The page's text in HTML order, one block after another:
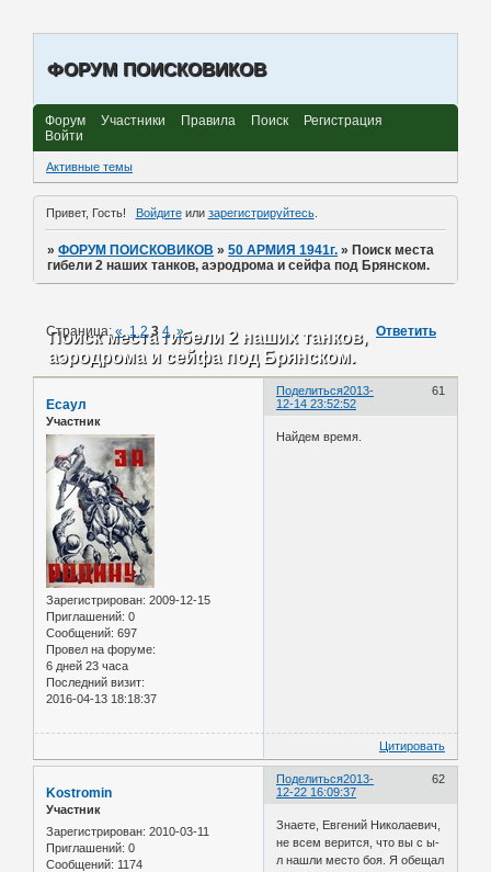
ФОРУМ ПОИСКОВИКОВ
Форум Участники Правила Поиск
Регистрация
Войти
Активные темы
Привет, Гость! Войдитеили зарегистрируйтесь.
»ФОРУМ ПОИСКОВИКОВ »50 АРМИЯ 1941г. »Поиск места
гибели 2 наших танков, аэродрома и сейфа под Брянском.
Поиск места гибели 2 наших танков,
аэродрома и сейфа под Брянском.
Страница:« 1 2 3 4 » Ответить
Поделиться 61
2013-
12-14 23:52:52
Есаул
Участник
Зарегистрирован: 2009-12-15
Приглашений: 0
Сообщений: 697
Провел на форуме:
6 дней 23 часа
Последний визит:
2016-04-13 18:18:37
Найдем время.
Цитировать
Поделиться 62
2013-
12-22 16:09:37
Kostromin
Участник
Зарегистрирован: 2010-03-11
Приглашений: 0
Сообщений: 1174
Знаете, Евгений Николаевич,
не всем верится, что вы с ы-
л нашли место боя. Я обещал